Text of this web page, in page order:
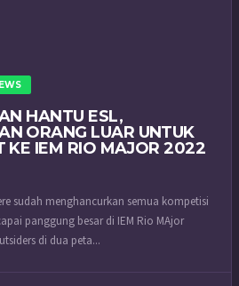
HANTU ESL,
ORANG LUAR UNTUK
KE IEM RIO MAJOR 2022
sudah menghancurkan semua kompetisi
panggung besar di IEM Rio MAjor
di dua peta...